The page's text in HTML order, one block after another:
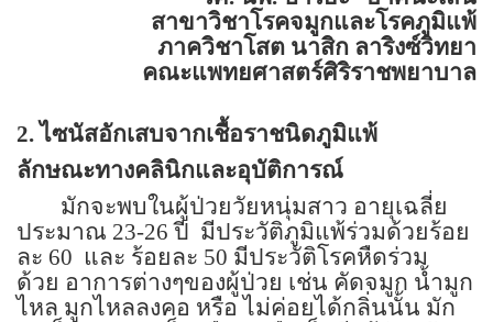
สาขาวิชาโรคจมูกและโรคภูมิแพ้
ภาควิชาโสต นาสิก ลาริงซ์วิทยา
คณะแพทยศาสตร์ศิริราชพยาบาล
2. ไซนัสอักเสบจากเชื้อราชนิดภูมิแพ้
ลักษณะทางคลินิกและอุบัติการณ์
มักจะพบในผู้ป่วยวัยหนุ่มสาว อายุเฉลี่ย
ประมาณ 23-26ปี มีประวัติภูมิแพ้ร่วมด้วยร้อย
ละ 60 และ ร้อยละ 50 มีประวัติโรคหืดร่วม
ด้วย อาการต่างๆของผู้ป่วย เช่น คัดจมูก น้ำมูก
ไหล มูกไหลลงคอ หรือ ไม่ค่อยได้กลิ่นนั้น มัก